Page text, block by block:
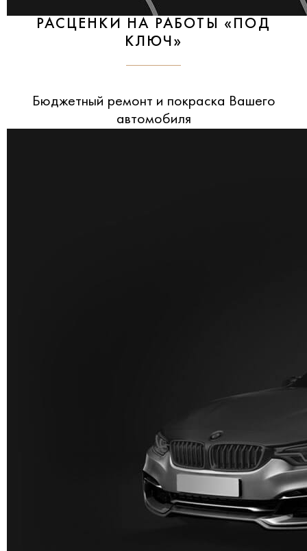
РАСЦЕНКИ НА РАБОТЫ «ПОД
КЛЮЧ»
Бюджетный ремонт и покраска Вашего
автомобиля